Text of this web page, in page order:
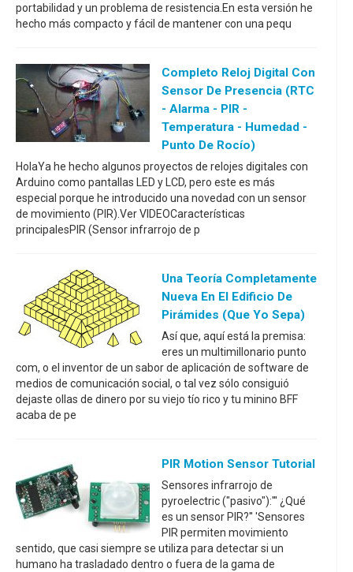
portabilidad y un problema de resistencia.En esta versión he
hecho más compacto y fácil de mantener con una pequ
Completo Reloj Digital Con
Sensor De Presencia (RTC
- Alarma - PIR -
Temperatura - Humedad -
Punto De Rocío)
HolaYa he hecho algunos proyectos de relojes digitales con
Arduino como pantallas LED y LCD, pero este es más
especial porque he introducido una novedad con un sensor
de movimiento (PIR).Ver VIDEOCaracterísticas
principalesPIR (Sensor infrarrojo de p
Una Teoría Completamente
Nueva En El Edificio De
Pirámides (que Yo Sepa)
Así que, aquí está la premisa:
eres un multimillonario punto
com, o el inventor de un sabor de aplicación de software de
medios de comunicación social, o tal vez sólo consiguió
dejaste ollas de dinero por su viejo tío rico y tu minino BFF
acaba de pe
PIR Motion Sensor Tutorial
Sensores infrarrojo de
pyroelectric ("pasivo"):''' ¿Qué
es un sensor PIR?'' 'Sensores
PIR permiten movimiento
sentido, que casi siempre se utiliza para detectar si un
humano ha trasladado dentro o fuera de la gama de